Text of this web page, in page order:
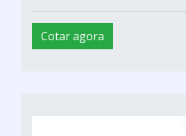
Cotar agora